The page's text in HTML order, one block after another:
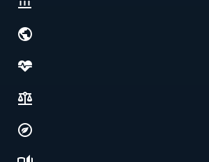
Politics & institutions
Society, justice & freedoms
Economy, environment & technology